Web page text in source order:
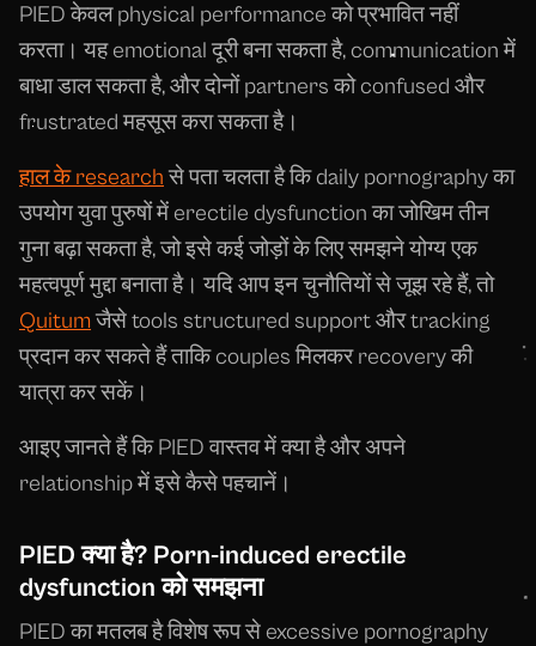
PIED केवल physical performance को प्रभावित नहीं
करता। यह emotional दूरी बना सकता है, communication में
बाधा डाल सकता है, और दोनों partners को confused और
frustrated महसूस करा सकता है।
हाल के research से पता चलता है कि daily pornography का
उपयोग युवा पुरुषों में erectile dysfunction का जोखिम तीन
गुना बढ़ा सकता है, जो इसे कई जोड़ों के लिए समझने योग्य एक
महत्वपूर्ण मुद्दा बनाता है। यदि आप इन चुनौतियों से जूझ रहे हैं, तो
Quitumजैसे tools structured support और tracking
प्रदान कर सकते हैं ताकि couples मिलकर recovery की
यात्रा कर सकें।
आइए जानते हैं कि PIED वास्तव में क्या है और अपने
relationship में इसे कैसे पहचानें।
PIED क्या है? Porn-induced erectile
dysfunction को समझना
PIED का मतलब है विशेष रूप से excessive pornography